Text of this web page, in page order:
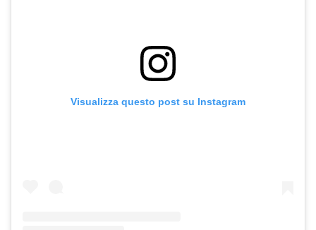
Visualizza questo post su Instagram